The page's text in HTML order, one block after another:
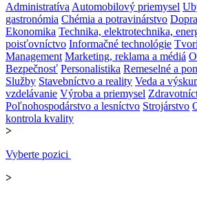
AdministratívaAutomobilový priemysel
gastronómia Chémia a potravinárstvo
Ekonomika Technika, elektrotechnika,
poisťovníctvo Informačné technológie
Management Marketing, reklama a médiá
Bezpečnosť Personalistika Remeselné a
Služby Stavebníctvo a reality Veda a
vzdelávanie Výroba a priemysel
Poľnohospodárstvo a lesníctvo Strojárstvo
kontrola kvality
>
Vyberte pozici
>